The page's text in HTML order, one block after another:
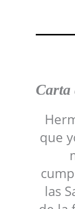
Carta
que
las